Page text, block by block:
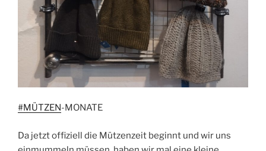
#MÜTZEN-MONATE
Da jetzt offiziell die Mützenzeit beginnt und wir uns